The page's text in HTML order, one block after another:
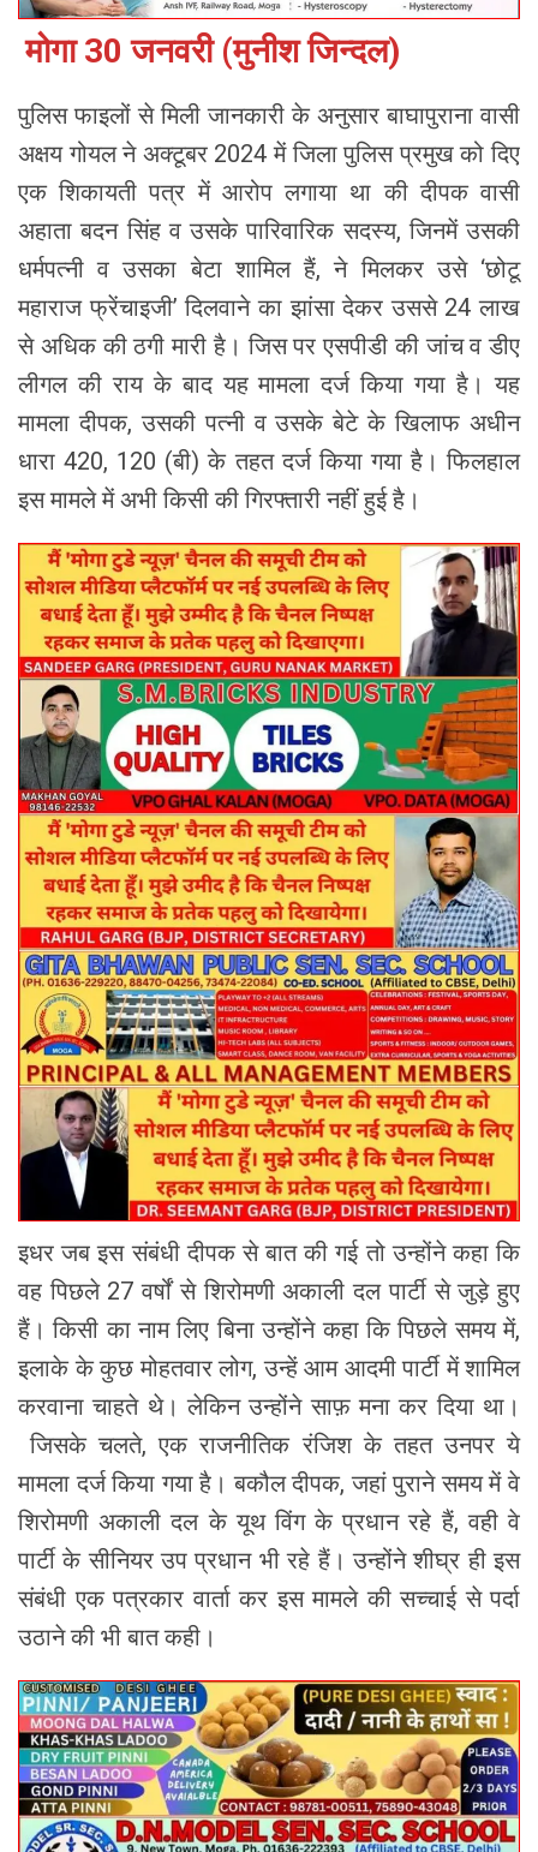
मोगा 30 जनवरी (मुनीश जिन्दल)
पुलिस फाइलों से मिली जानकारी के अनुसार बाघापुराना वासी
अक्षय गोयल ने अक्टूबर 2024 में जिला पुलिस प्रमुख को दिए
एक शिकायती पत्र में आरोप लगाया था की दीपक वासी
अहाता बदन सिंह व उसके पारिवारिक सदस्य, जिनमें उसकी
धर्मपत्नी व उसका बेटा शामिल हैं, ने मिलकर उसे ‘छोटू
महाराज फ्रेंचाइजी’ दिलवाने का झांसा देकर उससे 24 लाख
से अधिक की ठगी मारी है। जिस पर एसपीडी की जांच व डीए
लीगल की राय के बाद यह मामला दर्ज किया गया है। यह
मामला दीपक, उसकी पत्नी व उसके बेटे के खिलाफ अधीन
धारा 420, 120 (बी) के तहत दर्ज किया गया है। फिलहाल
इस मामले में अभी किसी की गिरफ्तारी नहीं हुई है।
इधर जब इस संबंधी दीपक से बात की गई तो उन्होंने कहा कि
वह पिछले 27 वर्षों से शिरोमणी अकाली दल पार्टी से जुड़े हुए
हैं। किसी का नाम लिए बिना उन्होंने कहा कि पिछले समय में,
इलाके के कुछ मोहतवार लोग, उन्हें आम आदमी पार्टी में शामिल
करवाना चाहते थे। लेकिन उन्होंने साफ़ मना कर दिया था।
जिसके चलते, एक राजनीतिक रंजिश के तहत उनपर ये
मामला दर्ज किया गया है। बकौल दीपक, जहां पुराने समय में वे
शिरोमणी अकाली दल के यूथ विंग के प्रधान रहे हैं, वही वे
पार्टी के सीनियर उप प्रधान भी रहे हैं। उन्होंने शीघ्र ही इस
संबंधी एक पत्रकार वार्ता कर इस मामले की सच्चाई से पर्दा
उठाने की भी बात कही।